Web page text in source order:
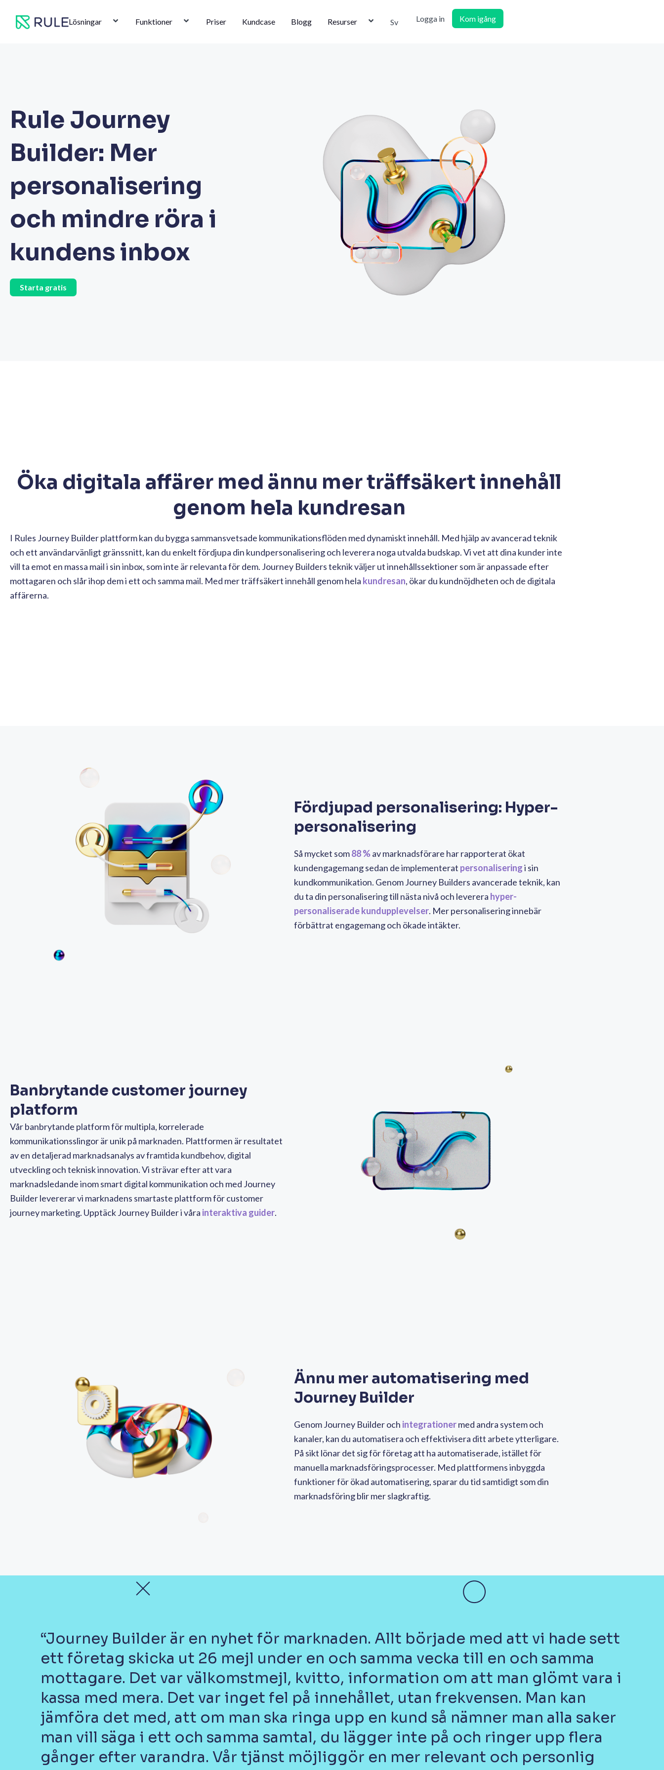
Lösningar Funktioner Priser Kundcase Blogg Resurser Sv Logga in Kom igång
Rule Journey
Builder: Mer
personalisering
och mindre röra i
kundens inbox
Starta gratis
Öka digitala affärer med ännu mer träffsäkert innehåll
genom hela kundresan
I Rules Journey Builder plattform kan du bygga sammansvetsade kommunikationsflöden med dynamiskt innehåll. Med hjälp av avancerad teknik
och ett användarvänligt gränssnitt, kan du enkelt fördjupa din kundpersonalisering och leverera noga utvalda budskap. Vi vet att dina kunder inte
vill ta emot en massa mail i sin inbox, som inte är relevanta för dem. Journey Builders teknik väljer ut innehållssektioner som är anpassade efter
mottagaren och slår ihop dem i ett och samma mail. Med mer träffsäkert innehåll genom hela kundresan, ökar du kundnöjdheten och de digitala
affärerna.
Fördjupad personalisering: Hyper-
personalisering
Så mycket som88 %av marknadsförare har rapporterat ökat
kundengagemang sedan de implementerat personaliseringi sin
kundkommunikation. Genom Journey Builders avancerade teknik, kan
du ta din personalisering till nästa nivå och leverera hyper-
personaliserade kundupplevelser. Mer personalisering innebär
förbättrat engagemang och ökade intäkter.
Banbrytande customer journey
platform
Vår banbrytande platform för multipla, korrelerade
kommunikationsslingor är unik på marknaden. Plattformen är resultatet
av en detaljerad marknadsanalys av framtida kundbehov, digital
utveckling och teknisk innovation. Vi strävar efter att vara
marknadsledande inom smart digital kommunikation och med Journey
Builder levererar vi marknadens smartaste plattform för customer
journey marketing. Upptäck Journey Builder i våra interaktiva guider.
Ännu mer automatisering med
Journey Builder
Genom Journey Builder och integrationermed andra system och
kanaler, kan du automatisera och effektivisera ditt arbete ytterligare.
På sikt lönar det sig för företag att ha automatiserade, istället för
manuella marknadsföringsprocesser. Med plattformens inbyggda
funktioner för ökad automatisering, sparar du tid samtidigt som din
marknadsföring blir mer slagkraftig.
“Journey Builder är en nyhet för marknaden. Allt började med att vi hade sett
ett företag skicka ut 26 mejl under en och samma vecka till en och samma
mottagare. Det var välkomstmejl, kvitto, information om att man glömt vara i
kassa med mera. Det var inget fel på innehållet, utan frekvensen. Man kan
jämföra det med, att om man ska ringa upp en kund så nämner man alla saker
man vill säga i ett och samma samtal, du lägger inte på och ringer upp flera
gånger efter varandra. Vår tjänst möjliggör en mer relevant och personlig